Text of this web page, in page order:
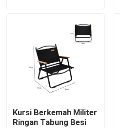
Tur Pabrik
Kontrol kualitas
Hubungi kami
Kursi Berkemah Militer
Ringan Tabung Besi